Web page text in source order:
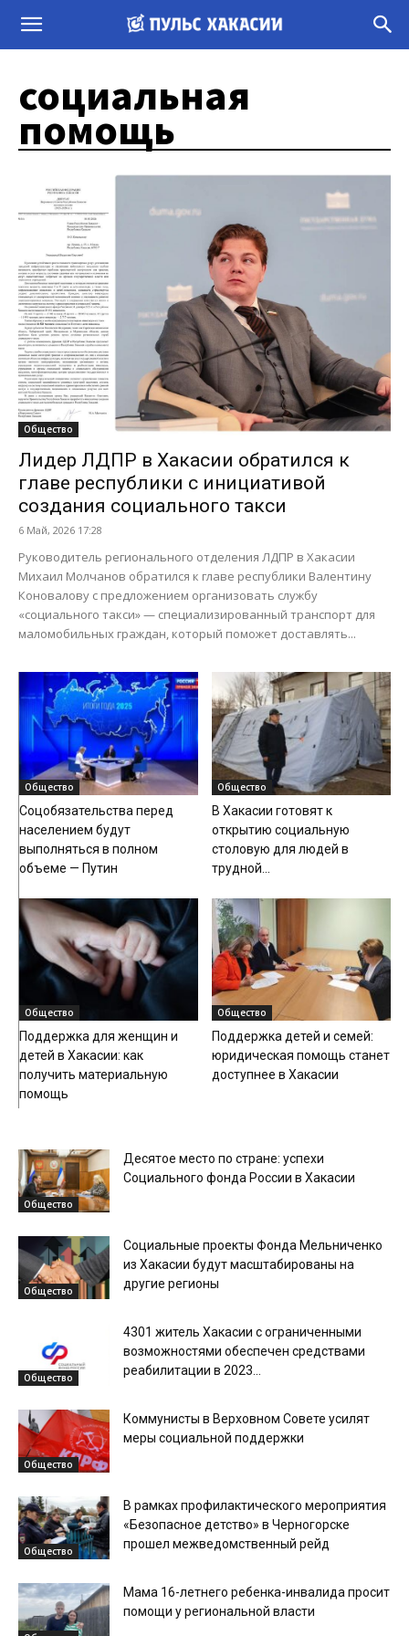
социальная
помощь
Общество
Лидер ЛДПР в Хакасии обратился к
главе республики с инициативой
создания социального такси
6 Май, 2026 17:28
Руководитель регионального отделения ЛДПР в Хакасии
Михаил Молчанов обратился к главе республики Валентину
Коновалову с предложением организовать службу
«социального такси» — специализированный транспорт для
маломобильных граждан, который поможет доставлять...
Общество
Соцобязательства перед
населением будут
выполняться в полном
объеме — Путин
Общество
В Хакасии готовят к
открытию социальную
столовую для людей в
трудной...
Общество
Поддержка для женщин и
детей в Хакасии: как
получить материальную
помощь
Общество
Поддержка детей и семей:
юридическая помощь станет
доступнее в Хакасии
Общество
Десятое место по стране: успехи
Социального фонда России в Хакасии
Общество
Социальные проекты Фонда Мельниченко
из Хакасии будут масштабированы на
другие регионы
Общество
4301 житель Хакасии с ограниченными
возможностями обеспечен средствами
реабилитации в 2023...
Общество
Коммунисты в Верховном Совете усилят
меры социальной поддержки
Общество
В рамках профилактического мероприятия
«Безопасное детство» в Черногорске
прошел межведомственный рейд
Мама 16-летнего ребенка-инвалида просит
помощи у региональной власти